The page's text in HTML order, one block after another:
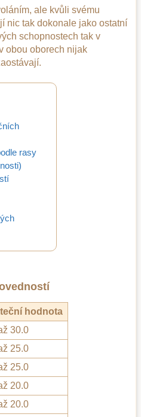
ale kvůli svému
nic tak dokonale jako ostatní
schopnostech tak v
obou oborech nijak
rasy
hodnota
30.0
25.0
25.0
20.0
20.0